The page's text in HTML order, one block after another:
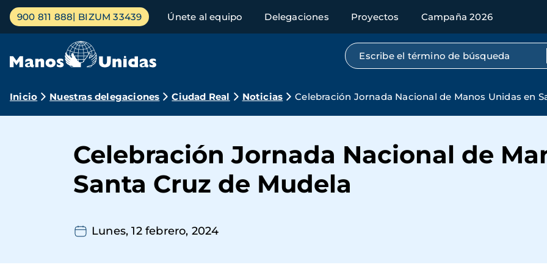
Pasar
contenido
Menú
principal
900 811 888 BIZUM 33439 Únete al equipo Delegaciones Proyectos Campaña 2026
Búsqueda por texto completo
Ruta
navegación
Inicio Nuestras delegaciones Ciudad Real Noticias Celebración Jornada Nacional de Manos Unidas en
Celebración Jornada Nacional de
Santa Cruz de Mudela
Lunes, 12 febrero, 2024